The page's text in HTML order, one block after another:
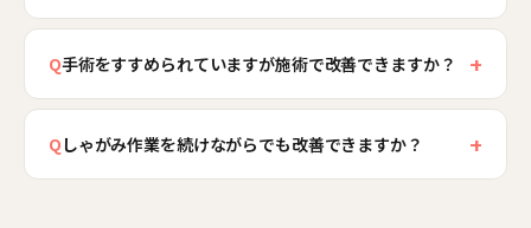
スポーツや作業中に急にひねったなど、はじまり
の時期がはっきりしたケガであれば健康保険の対
象となる場合があります。一方、しゃがみ作業の
みは保険の範囲外となることが多く、当院では初
回2,980円の自費メニューで股関節や足元を含めて
Q手術をすすめられていますが施術で改善できますか？ +
膝がロックして動かせない、半月板が大きく傷つ
いているといった場合は手術が必要なこともあ
り、その判断は医療機関で行われます。一方、痛
Q しゃがみ作業を続けながらでも改善できますか？ +